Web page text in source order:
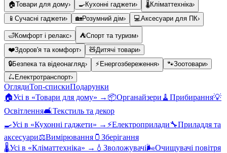
🏠Товари для дому› 🍳Кухонні гаджети› 🌡️Кліматтехніка›
📱 Сучасні гаджети› 🏡Розумний дім› 💻Аксесуари для ПК›
🛁Комфорт і релакс› ⛺Спорт та туризм›
❤️Здоров'я та комфорт› 🧸Дитячі товари›
🔒Безпека та відеонагляд› ⚡ Енергозбереження› 🐾Зоотовари›
🛴 Електротранспорт›
ОглядиТоп-спискиПодарунки
🏠Усі в «Товари для дому» → 📦Органайзери 🧹 Прибирання💡
Освітлення🛋️Текстиль та декор
🍳Усі в «Кухонні гаджети» → ⚡Електроприлади🔧Приладдя та
аксесуари⚖️Вимірювання 🫙 Зберігання
🌡️Усі в «Кліматтехніка» → 💧 Зволожувачі🌬️Очищувачі повітря